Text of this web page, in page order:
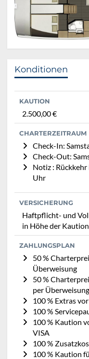
Konditionen
KAUTION
2.500,00 €
CHARTERZEITRAUM
Check-In:
Check-Out:
Notiz :
Uhr
VERSICHERUNG
Haftpflicht- und
in Höhe der
ZAHLUNGSPLAN
50 %
Überweisung
50 %
per Überweisung
100 % Extras
100 %
100 % Kaution
VISA
100 %
100 % Kaution